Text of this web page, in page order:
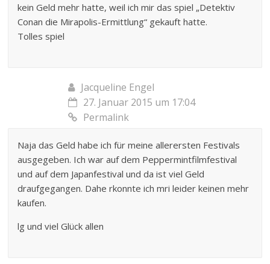
kein Geld mehr hatte, weil ich mir das spiel „Detektiv
Conan die Mirapolis-Ermittlung“ gekauft hatte.
Tolles spiel
Jacqueline Engel
27. Januar 2015 um 17:04
Permalink
Naja das Geld habe ich für meine allerersten Festivals
ausgegeben. Ich war auf dem Peppermintfilmfestival
und auf dem Japanfestival und da ist viel Geld
draufgegangen. Dahe rkonnte ich mri leider keinen mehr
kaufen.
lg und viel Glück allen